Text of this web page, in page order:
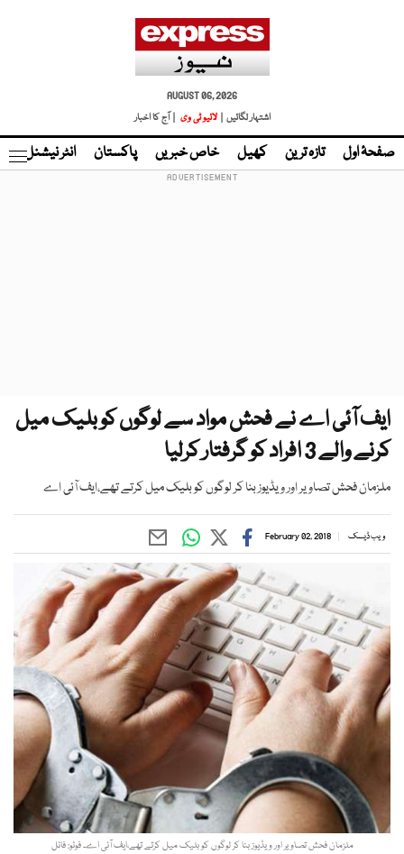
AUGUST 06, 2026
اشتہار لگائیں |
لائیو ٹی وی | آج کا اخبار
صفحۂ اول تازہ ترین کھیل خاص خبریں پاکستان انٹر نیشنل
ایف آئی اے نے فحش مواد سے لوگوں کو بلیک میل
کرنے والے 3 افراد کو گرفتار کرلیا
ملزمان فحش تصاویر اور ویڈیوز بنا کر لوگوں کو بلیک میل کرتے تھے،ایف آئی اے
ویب ڈیسک February 02, 2018
ملزمان فحش تصاویر اور ویڈیوز بنا کر لوگوں کو بلیک میل کرتے تھے،ایف آئی اے۔ فوٹو: فائل